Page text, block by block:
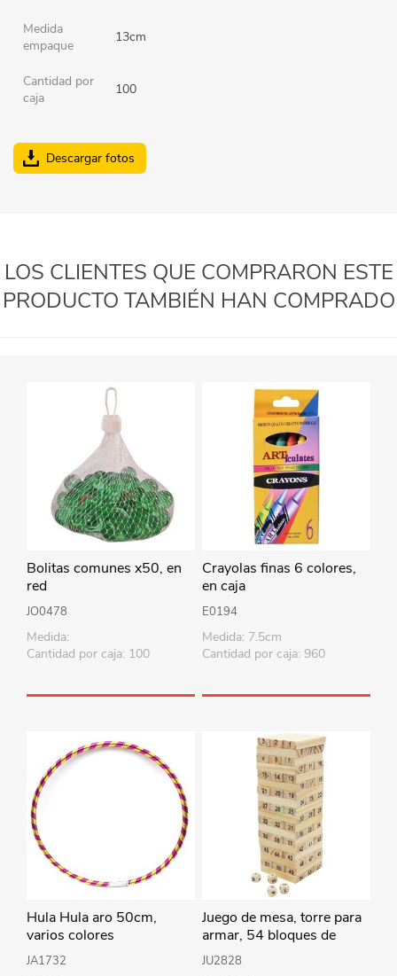
Medida
empaque
13cm
Cantidad por
caja
100
Descargar fotos
LOS CLIENTES QUE COMPRARON ESTE
PRODUCTO TAMBIÉN HAN COMPRADO
Bolitas comunes x50, en
red
JO0478
Medida:
Cantidad por caja: 100
Crayolas finas 6 colores,
en caja
E0194
Medida: 7.5cm
Cantidad por caja: 960
Hula Hula aro 50cm,
varios colores
JA1732
Juego de mesa, torre para
armar, 54 bloques de
madera y 4 dados, en caja
JU2828